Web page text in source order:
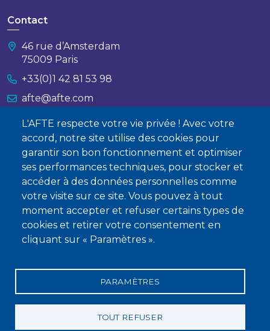
L'AFTE respecte votre vie privée ! Avec votre
accord, notre site utilise des cookies pour
garantir son bon fonctionnement et optimiser
ses performances techniques, pour stocker et
accéder à des données personnelles comme
votre visite sur ce site. Vous pouvez à tout
moment accepter et refuser certains types de
cookies et retirer votre consentement en
cliquant sur « Paramètres ».
PARAMÈTRES
TOUT REFUSER
Contact
46 rue d’Amsterdam
75009 Paris
+33(0)1 42 81 53 98
afte@afte.com
Nous contacter
À propos
Qui sommes-nous ?
Devenir membre
Mentions légales
Conditions générales de vente